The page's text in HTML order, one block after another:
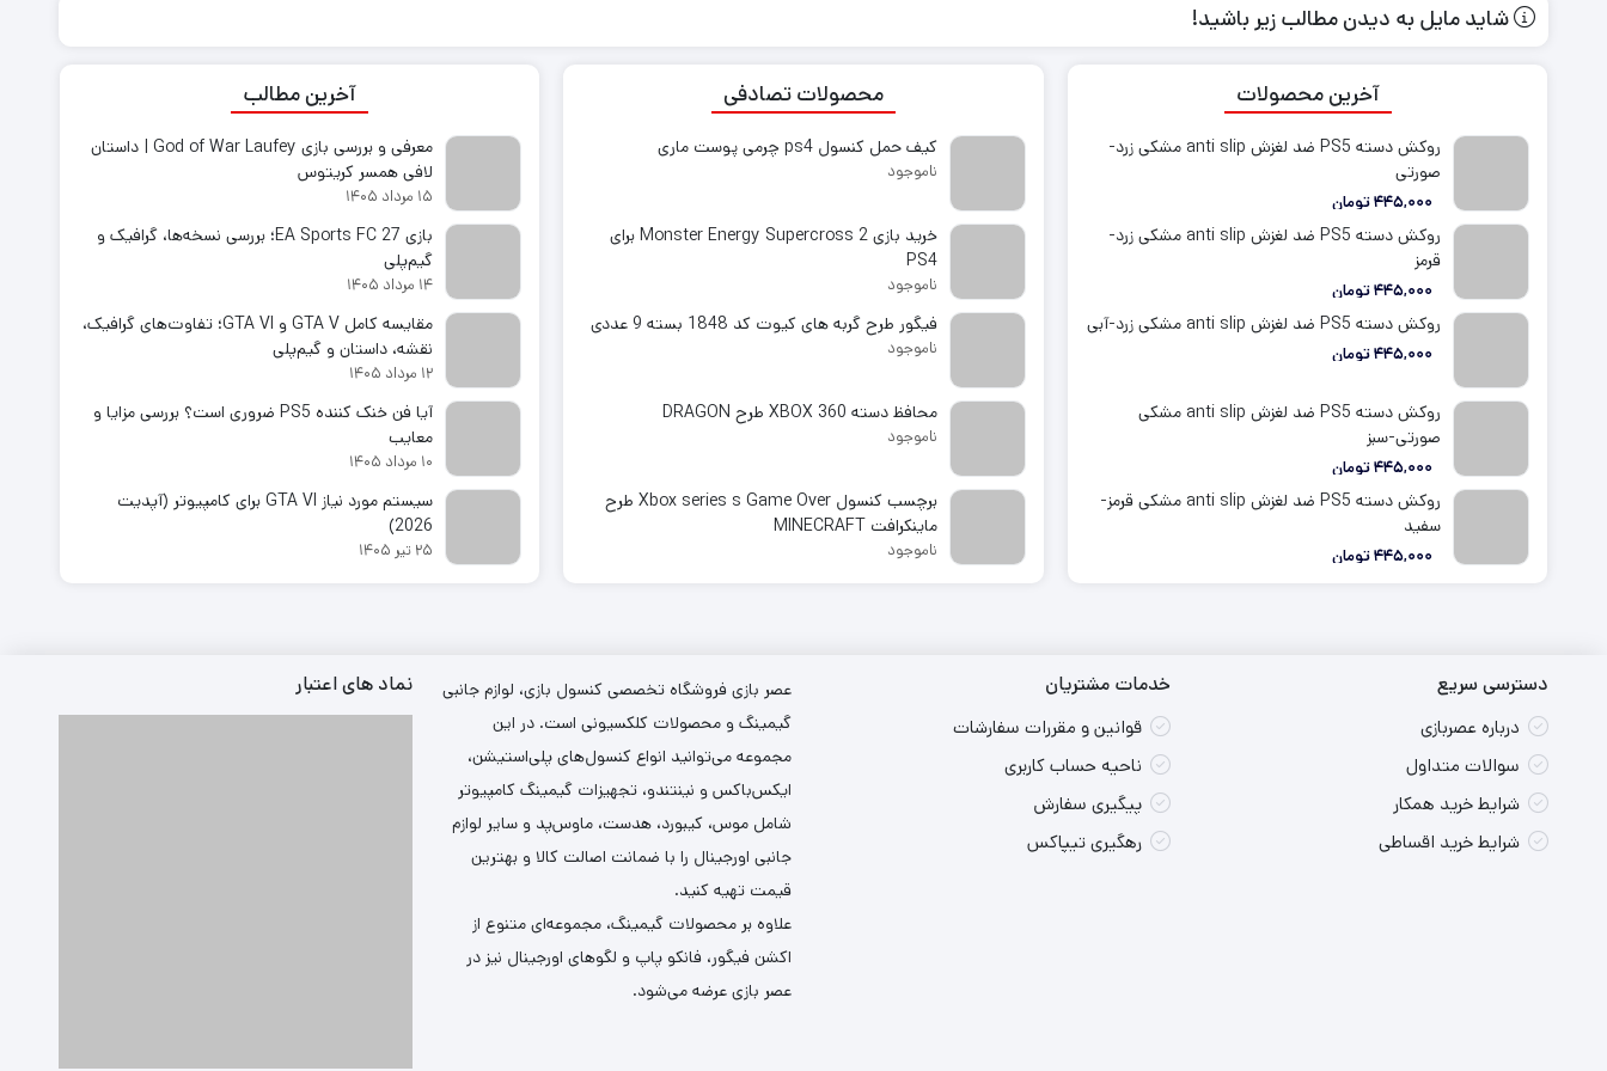
کیف کنسول و دسته PS5
روکش و محافظ دسته PS5
کیف کنسول و دسته PS4
آنالوگ دسته ایکس باکس series
فرمان بازی ایکس باکس series
دیسک ایکس باکس وان
نصب بازی ایکس باکس وان
تجهیزات نور پردازی
ماوس پد گیمینگ
لگوشاید مایل به دیدن مطالب زیر باشید!
آخرین محصولات
روکش دسته PS5 ضد لغزش anti slip مشکی زرد-
صورتی
445,000تومان
روکش دسته PS5 ضد لغزش anti slip مشکی زرد-
قرمز
445,000تومان
روکش دسته PS5 ضد لغزش anti slip مشکی زرد-آبی
445,000تومان
روکش دسته PS5 ضد لغزش anti slip مشکی
صورتی-سبز
445,000تومان
روکش دسته PS5 ضد لغزش anti slip مشکی قرمز-
سفید
445,000تومان
محصولات تصادفی
کیف حمل کنسول ps4 چرمی پوست ماری
ناموجود
خرید بازی Monster Energy Supercross 2 برای
PS4
ناموجود
فیگور طرح گربه های کیوت کد 1848 بسته 9 عددی
ناموجود
محافظ دسته XBOX 360 طرح DRAGON
ناموجود
برچسب کنسول Xbox series s Game Over طرح
ماینکرافت MINECRAFT
ناموجود
آخرین مطالب
معرفی و بررسی بازی God of War Laufey | داستان
لافی همسر کریتوس
۱۵ مرداد ۱۴۰۵
بازی EA Sports FC 27؛ بررسی نسخه‌ها، گرافیک و
گیم‌پلی
۱۴ مرداد ۱۴۰۵
مقایسه کامل GTA V و GTA VI؛ تفاوت‌های گرافیک،
نقشه، داستان و گیم‌پلی
۱۲ مرداد ۱۴۰۵
آیا فن خنک کننده PS5 ضروری است؟ بررسی مزایا و
معایب
۱۰ مرداد ۱۴۰۵
سیستم مورد نیاز GTA VI برای کامپیوتر (آپدیت
2026)
۲۵ تیر ۱۴۰۵
دسترسی سریع
درباره عصربازی
سوالات متداول
شرایط خرید همکار
شرایط خرید اقساطی
خدمات مشتریان
قوانین و مقررات سفارشات
ناحیه حساب کاربری
پیگیری سفارش
رهگیری تیپاکس
عصر بازی فروشگاه تخصصی کنسول بازی، لوازم جانبی
گیمینگ و محصولات کلکسیونی است. در این
مجموعه می‌توانید انواع کنسول‌های پلی‌استیشن،
ایکس‌باکس و نینتندو، تجهیزات گیمینگ کامپیوتر
شامل موس، کیبورد، هدست، ماوس‌پد و سایر لوازم
جانبی اورجینال را با ضمانت اصالت کالا و بهترین
قیمت تهیه کنید.
علاوه بر محصولات گیمینگ، مجموعه‌ای متنوع از
اکشن فیگور، فانکو پاپ و لگوهای اورجینال نیز در
عصر بازی عرضه می‌شود.
نماد های اعتبار